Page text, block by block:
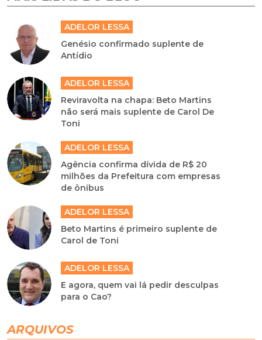
ADELOR LESSA
Genésio confirmado suplente de
Antídio
ADELOR LESSA
Reviravolta na chapa: Beto Martins
não será mais suplente de Carol De
Toni
ADELOR LESSA
Agência confirma dívida de R$ 20
milhões da Prefeitura com empresas
de ônibus
ADELOR LESSA
Beto Martins é primeiro suplente de
Carol de Toni
ADELOR LESSA
E agora, quem vai lá pedir desculpas
para o Cao?
ARQUIVOS